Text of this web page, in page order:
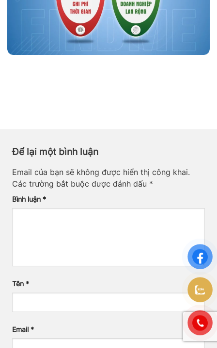
Để lại một bình luận
Email của bạn sẽ không được hiển thị công khai.
Các trường bắt buộc được đánh dấu *
Bình luận *
Tên *
Email *